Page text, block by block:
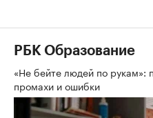
РБК Образование
«Не бейте людей по рукам»:
промахи и ошибки